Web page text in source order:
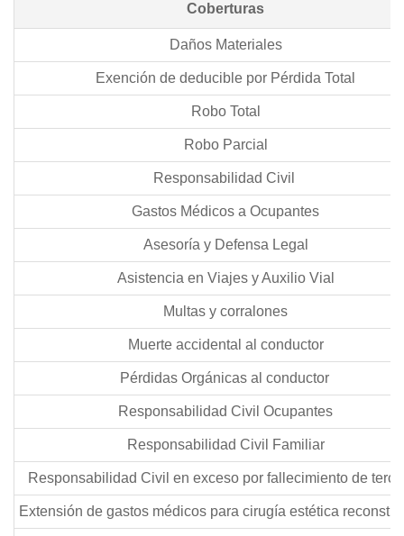
Coberturas
Daños Materiales
Exención de deducible por Pérdida Total
Robo Total
Robo Parcial
Responsabilidad Civil
Gastos Médicos a Ocupantes
Asesoría y Defensa Legal
Asistencia en Viajes y Auxilio Vial
Multas y corralones
Muerte accidental al conductor
Pérdidas Orgánicas al conductor
Responsabilidad Civil Ocupantes
Responsabilidad Civil Familiar
Responsabilidad Civil en exceso por fallecimiento de
Extensión de gastos médicos para cirugía estética